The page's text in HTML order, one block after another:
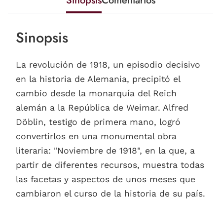
Sinopsis
La revolución de 1918, un episodio decisivo
en la historia de Alemania, precipitó el
cambio desde la monarquía del Reich
alemán a la República de Weimar. Alfred
Döblin, testigo de primera mano, logró
convertirlos en una monumental obra
literaria: "Noviembre de 1918", en la que, a
partir de diferentes recursos, muestra todas
las facetas y aspectos de unos meses que
cambiaron el curso de la historia de su país.